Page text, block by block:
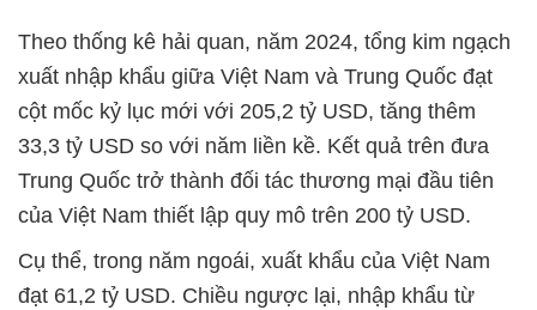
Theo thống kê hải quan, năm 2024, tổng kim ngạch
xuất nhập khẩu giữa Việt Nam và Trung Quốc đạt
cột mốc kỷ lục mới với 205,2 tỷ USD, tăng thêm
33,3 tỷ USD so với năm liền kề. Kết quả trên đưa
Trung Quốc trở thành đối tác thương mại đầu tiên
của Việt Nam thiết lập quy mô trên 200 tỷ USD.
Cụ thể, trong năm ngoái, xuất khẩu của Việt Nam
đạt 61,2 tỷ USD. Chiều ngược lại, nhập khẩu từ